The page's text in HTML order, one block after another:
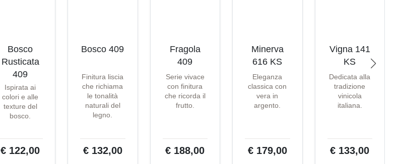
Bosco
Rusticata
409
Ispirata ai
colori e alle
texture del
bosco.
€ 122,00
Bosco 409
Finitura liscia
che richiama
le tonalità
naturali del
legno.
€ 132,00
Fragola
409
Serie vivace
con finitura
che ricorda il
frutto.
€ 188,00
Minerva
616 KS
Eleganza
classica con
vera in
argento.
€ 179,00
Vigna 141
KS
Dedicata alla
tradizione
vinicola
italiana.
€ 133,00